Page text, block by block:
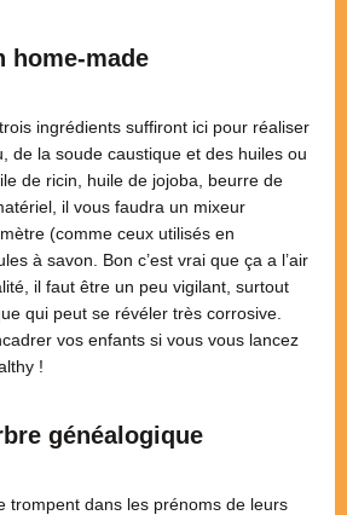
home-made
ingrédients suffiront ici pour réaliser
de la soude caustique et des huiles ou
de ricin, huile de jojoba, beurre de
il vous faudra un mixeur
(comme ceux utilisés en
à savon. Bon c’est vrai que ça a l’air
il faut être un peu vigilant, surtout
qui peut se révéler très corrosive.
vos enfants si vous vous lancez
!
généalogique
trompent dans les prénoms de leurs